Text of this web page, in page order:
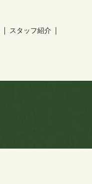
スタッフ紹介